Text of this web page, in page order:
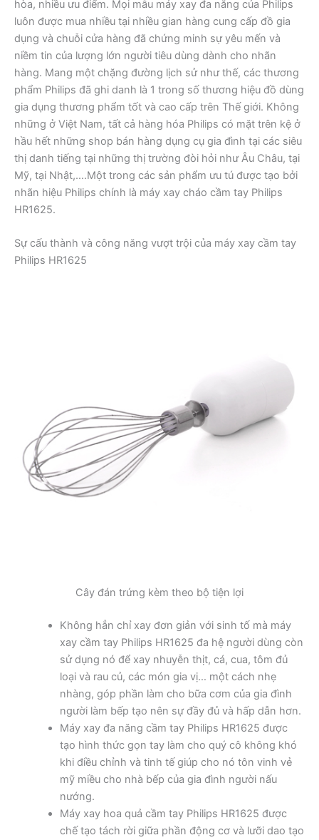
hòa, nhiều ưu điểm. Mọi mẫu máy xay đa năng của Philips
luôn được mua nhiều tại nhiều gian hàng cung cấp đồ gia
dụng và chuỗi cửa hàng đã chứng minh sự yêu mến và
niềm tin của lượng lớn người tiêu dùng dành cho nhãn
hàng. Mang một chặng đường lịch sử như thế, các thương
phẩm Philips đã ghi danh là 1 trong số thương hiệu đồ dùng
gia dụng thương phẩm tốt và cao cấp trên Thế giới. Không
những ở Việt Nam, tất cả hàng hóa Philips có mặt trên kệ ở
hầu hết những shop bán hàng dụng cụ gia đình tại các siêu
thị danh tiếng tại những thị trường đòi hỏi như Âu Châu, tại
Mỹ, tại Nhật,….Một trong các sản phẩm ưu tú được tạo bởi
nhãn hiệu Philips chính là máy xay cháo cầm tay Philips
HR1625.
Sự cấu thành và công năng vượt trội của máy xay cầm tay
Philips HR1625
Cây đán trứng kèm theo bộ tiện lợi
Không hẳn chỉ xay đơn giản với sinh tố mà máy
xay cầm tay Philips HR1625 đa hệ người dùng còn
sử dụng nó để xay nhuyễn thịt, cá, cua, tôm đủ
loại và rau củ, các món gia vị… một cách nhẹ
nhàng, góp phần làm cho bữa cơm của gia đình
người làm bếp tạo nên sự đầy đủ và hấp dẫn hơn.
Máy xay đa năng cầm tay Philips HR1625 được
tạo hình thức gọn tay làm cho quý cô không khó
khi điều chỉnh và tinh tế giúp cho nó tôn vinh vẻ
mỹ miều cho nhà bếp của gia đình người nấu
nướng.
Máy xay hoa quả cầm tay Philips HR1625 được
chế tạo tách rời giữa phần động cơ và lưỡi dao tạo